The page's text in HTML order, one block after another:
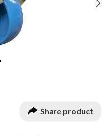
Share product